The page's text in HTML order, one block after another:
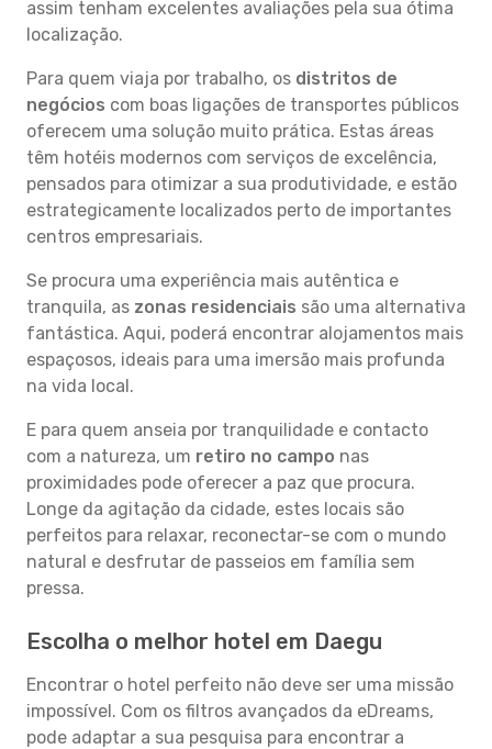
assim tenham excelentes avaliações pela sua ótima
localização.
Para quem viaja por trabalho, os distritos de
negócios com boas ligações de transportes públicos
oferecem uma solução muito prática. Estas áreas
têm hotéis modernos com serviços de excelência,
pensados para otimizar a sua produtividade, e estão
estrategicamente localizados perto de importantes
centros empresariais.
Se procura uma experiência mais autêntica e
tranquila, as zonas residenciais são uma alternativa
fantástica. Aqui, poderá encontrar alojamentos mais
espaçosos, ideais para uma imersão mais profunda
na vida local.
E para quem anseia por tranquilidade e contacto
com a natureza, um retiro no campo nas
proximidades pode oferecer a paz que procura.
Longe da agitação da cidade, estes locais são
perfeitos para relaxar, reconectar-se com o mundo
natural e desfrutar de passeios em família sem
pressa.
Escolha o melhor hotel em Daegu
Encontrar o hotel perfeito não deve ser uma missão
impossível. Com os filtros avançados da eDreams,
pode adaptar a sua pesquisa para encontrar a